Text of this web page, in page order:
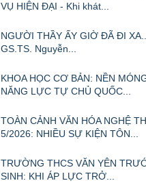
VỤ HIỆN ĐẠI - Khi khát...
NGƯỜI THẦY ẤY GIỜ ĐÃ ĐI
GS.TS. Nguyễn...
KHOA HỌC CƠ BẢN: NỀN
NĂNG LỰC TỰ CHỦ QUỐC...
TOÀN CẢNH VĂN HÓA NGHỆ
5/2026: NHIỀU SỰ KIỆN TÔN...
TRƯỜNG THCS VĂN YÊN
SINH: KHI ÁP LỰC TRỞ...